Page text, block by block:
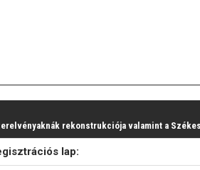
rekonstrukciója valamint a
lap: